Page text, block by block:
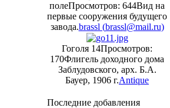
полеПросмотров: 644Вид на
первые сооружения будущего
завода.brassl (brassl@mail.ru)
Гоголя 14Просмотров:
170Флигель доходного дома
Заблудовского, арх. Б.А.
Бауер, 1906 г.Antique
Последние добавления